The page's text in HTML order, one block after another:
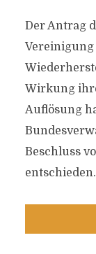
Der Antrag
Vereinigung
Wirkung
Auflösung
Beschluss
entschieden.